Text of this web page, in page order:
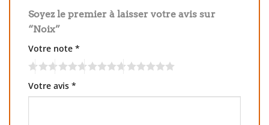
Soyez le premier à laisser votre avis sur
“Noix”
Votre note *
Votre avis *